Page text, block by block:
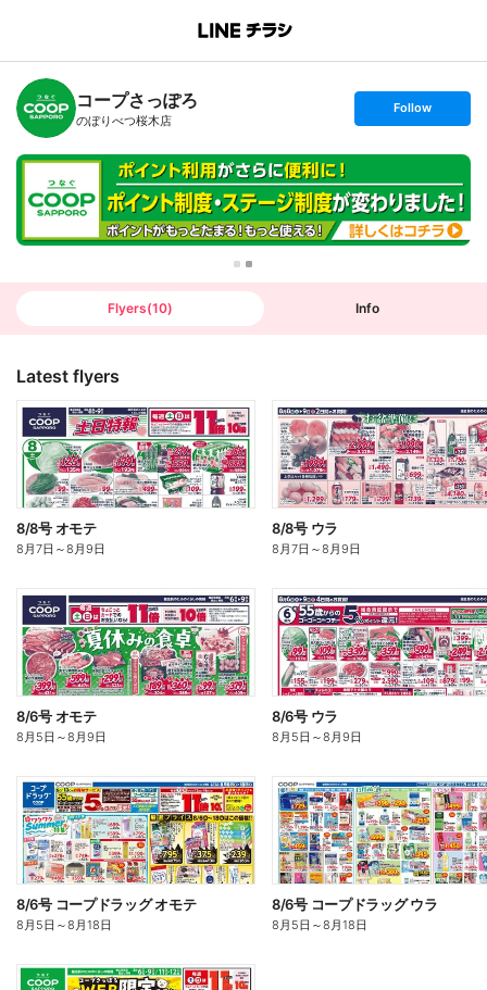
B
n
c
h
T
コープさっぽろ
のぼりべつ桜木店
s
t
o
o
w
Follow
Flyers(10) Info
Latest flyers
8/8号 オモテ
8月7日 ～8月9日
8/8号 ウラ
8月7日 ～8月9日
8/6号 オモテ
8月5日 ～8月9日
8/6号 ウラ
8月5日 ～8月9日
8/6号 コープドラッグ オモテ
8月5日 ～8月18日
8/6号 コープドラッグ ウラ
8月5日 ～8月18日